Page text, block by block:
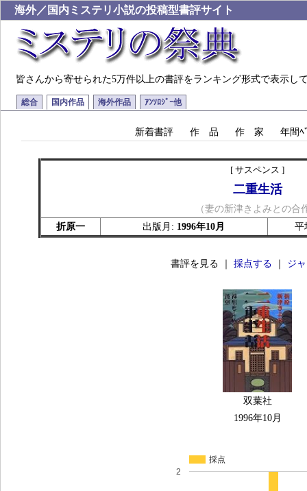
海外／国内ミステリ小説の投稿型書評サイト
皆さんから寄せられた5万件以上の書評をランキング形式で表示し
総合 国内作品 海外作品 ｱﾝｿﾛｼﾞｰ他
新着書評 作 品 作 家 年間ﾍ
[ サスペンス ]
二重生活
（妻の新津きよみとの合
折原一
出版月: 1996年10月 平
書評を見る ｜ 採点する ジ
双葉社
1996年10月
採点
2